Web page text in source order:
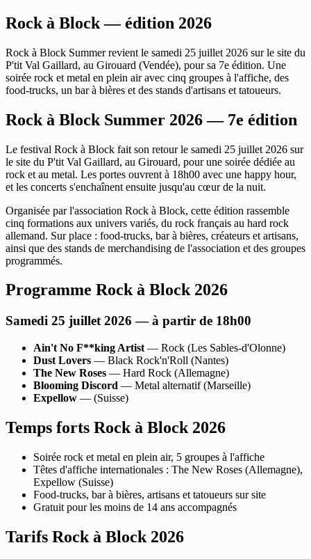
Rock à Block — édition 2026
Rock à Block Summer revient le samedi 25 juillet 2026 sur le site du
P'tit Val Gaillard, au Girouard (Vendée), pour sa 7e édition. Une
soirée rock et metal en plein air avec cinq groupes à l'affiche, des
food-trucks, un bar à bières et des stands d'artisans et tatoueurs.
Rock à Block Summer 2026 — 7e édition
Le festival Rock à Block fait son retour le samedi 25 juillet 2026 sur
le site du P'tit Val Gaillard, au Girouard, pour une soirée dédiée au
rock et au metal. Les portes ouvrent à 18h00 avec une happy hour,
et les concerts s'enchaînent ensuite jusqu'au cœur de la nuit.
Organisée par l'association Rock à Block, cette édition rassemble
cinq formations aux univers variés, du rock français au hard rock
allemand. Sur place : food-trucks, bar à bières, créateurs et artisans,
ainsi que des stands de merchandising de l'association et des groupes
programmés.
Programme Rock à Block 2026
Samedi 25 juillet 2026 — à partir de 18h00
Ain't No F**king Artist — Rock (Les Sables-d'Olonne)
Dust Lovers — Black Rock'n'Roll (Nantes)
The New Roses — Hard Rock (Allemagne)
Blooming Discord — Metal alternatif (Marseille)
Expellow — (Suisse)
Temps forts Rock à Block 2026
Soirée rock et metal en plein air, 5 groupes à l'affiche
Têtes d'affiche internationales : The New Roses (Allemagne),
Expellow (Suisse)
Food-trucks, bar à bières, artisans et tatoueurs sur site
Gratuit pour les moins de 14 ans accompagnés
Tarifs Rock à Block 2026